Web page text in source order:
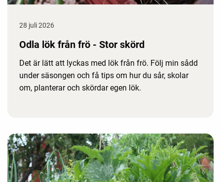
28 juli 2026
Odla lök från frö - Stor skörd
Det är lätt att lyckas med lök från frö. Följ min sådd
under säsongen och få tips om hur du sår, skolar
om, planterar och skördar egen lök.